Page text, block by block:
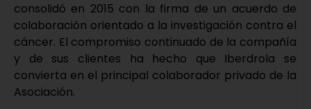
consolidó en 2015 con la firma de un acuerdo de
colaboración orientado a la investigación contra el
cáncer. El compromiso continuado de la compañía
y de sus clientes ha hecho que Iberdrola se
convierta en el principal colaborador privado de la
Asociación.